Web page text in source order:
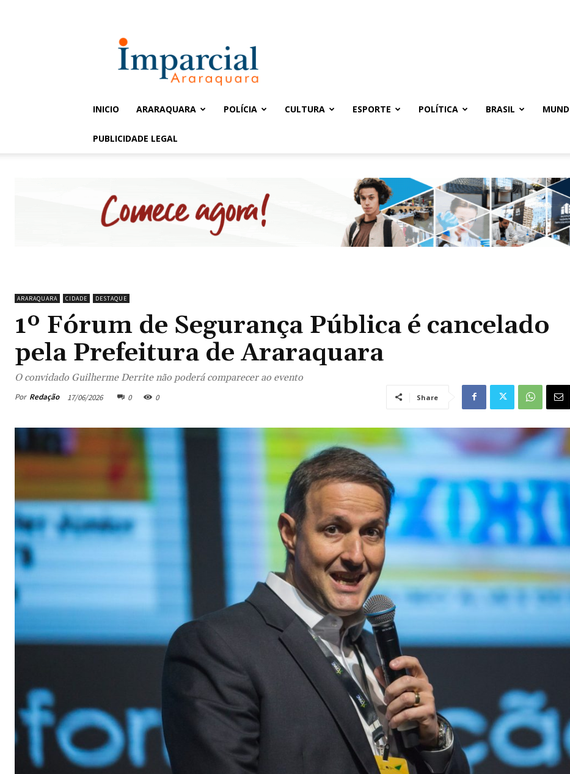
Imparcial
INICIO ARARAQUARA POLÍCIA CULTURA ESPORTE POLÍTICA BRASIL
PUBLICIDADE LEGAL
ARARAQUARA CIDADE DESTAQUE
1º Fórum de Segurança Pública é cancelado
pela Prefeitura de Araraquara
O convidado Guilherme Derrite não poderá comparecer ao evento
Por Redação 17/06/2026 0 0 Share